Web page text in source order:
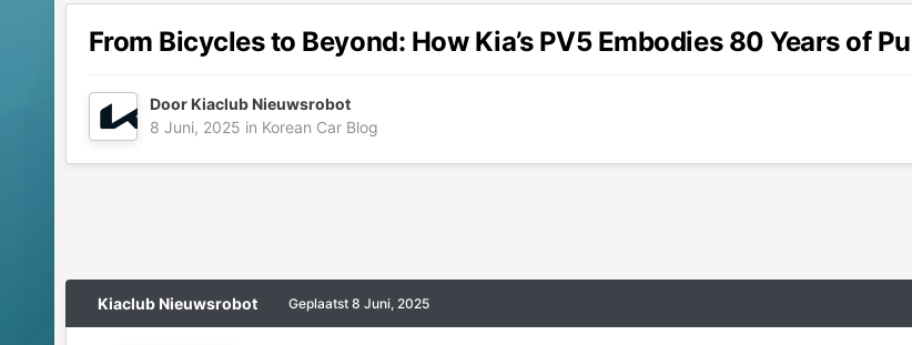
From Bicycles to Beyond: How Kia’s PV5 Embodies 80 Years of
DoorKiaclub Nieuwsrobot
8 Juni, 2025 in Korean Car Blog
Kiaclub Nieuwsrobot Geplaatst 8 Juni, 2025